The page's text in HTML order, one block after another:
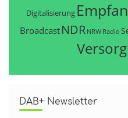
Digitalisierung
Broadcast NDR NRW Radio
DAB+ Newsletter